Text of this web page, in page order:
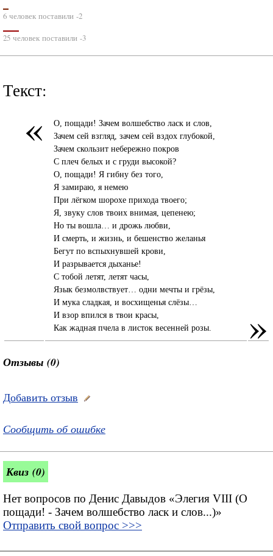
6 человек поставили -2
25 человек поставили -3
Текст:
«
О, пощади! Зачем волшебство ласк и слов,
Зачем сей взгляд, зачем сей вздох глубокой,
Зачем скользит небережно покров
С плеч белых и с груди высокой?
О, пощади! Я гибну без того,
Я замираю, я немею
При лёгком шорохе прихода твоего;
Я, звуку слов твоих внимая, цепенею;
Но ты вошла… и дрожь любви,
И смерть, и жизнь, и бешенство желанья
Бегут по вспыхнувшей крови,
И разрывается дыханье!
С тобой летят, летят часы,
Язык безмолвствует… одни мечты и грёзы,
И мука сладкая, и восхищенья слёзы…
И взор впился в твои красы,
Как жадная пчела в листок весенней розы.
»
Отзывы (0)
Добавить отзыв
Сообщить об ошибке
Квиз (0)
Нет вопросов по Денис Давыдов «Элегия VIII (О
пощади! - Зачем волшебство ласк и слов...)»
Отправить свой вопрос >>>